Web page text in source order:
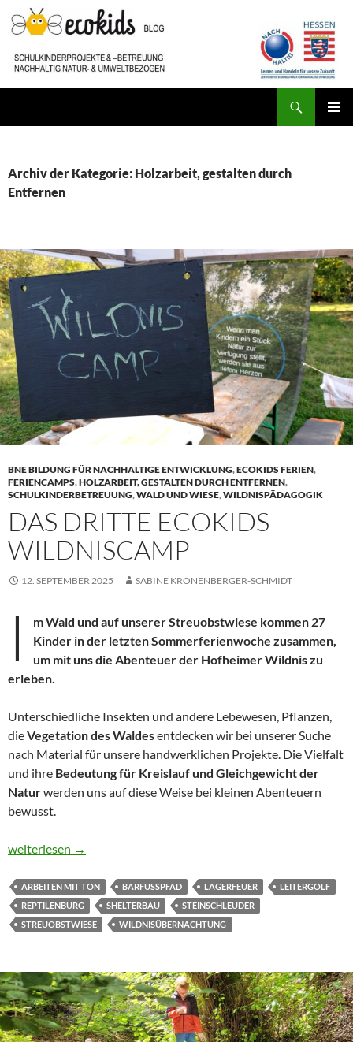
Inhalt
Archiv der Kategorie: Holzarbeit, gestalten durch
Entfernen
BNE BILDUNG FÜR NACHHALTIGE ENTWICKLUNG,ECOKIDS FERIEN,
FERIENCAMPS,HOLZARBEIT, GESTALTEN DURCH ENTFERNEN,
SCHULKINDERBETREUUNG,WALD UND WIESE,WILDNISPÄDAGOGIK
DAS DRITTE ECOKIDS
WILDNISCAMP
12. SEPTEMBER 2025 SABINE KRONENBERGER-SCHMIDT
I
m Wald und auf unserer Streuobstwiese kommen 27
Kinder in der letzten Sommerferienwoche zusammen,
um mit uns die Abenteuer der Hofheimer Wildnis zu
erleben.
Unterschiedliche Insekten und andere Lebewesen, Pflanzen,
dieVegetation des Waldesentdecken wir bei unserer Suche
nach Material für unsere handwerklichen Projekte. Die Vielfalt
und ihre Bedeutung für Kreislauf und Gleichgewicht der
Naturwerden uns auf diese Weise bei kleinen Abenteuern
bewusst.
Das dritte ecokids Wildniscamp
weiterlesen →
ARBEITEN MIT TON BARFUSSPFAD LAGERFEUER
LEITERGOLF
REPTILENBURG
SHELTERBAU
STEINSCHLEUDER
STREUOBSTWIESE
WILDNISÜBERNACHTUNG